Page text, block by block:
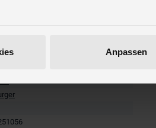
Anpassen
cm